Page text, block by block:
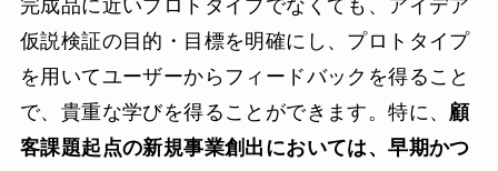
完成品に近いプロトタイプでなくても、アイデア
仮説検証の目的・目標を明確にし、プロトタイプ
を用いてユーザーからフィードバックを得ること
で、貴重な学びを得ることができます。特に、 顧
客課題起点の新規事業創出においては、早期かつ